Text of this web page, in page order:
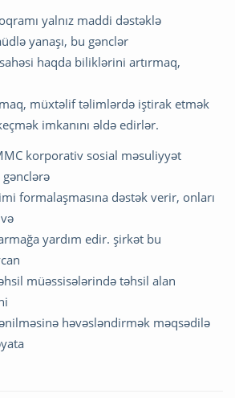
yalnız maddi dəstəklə
yanaşı, bu gənclər
haqda biliklərini artırmaq,
müxtəlif təlimlərdə iştirak etmək
imkanını əldə edirlər.
korporativ sosial məsuliyyət
formalaşmasına dəstək verir, onları
yardım edir. şirkət bu
müəssisələrində təhsil alan
həvəsləndirmək məqsədilə